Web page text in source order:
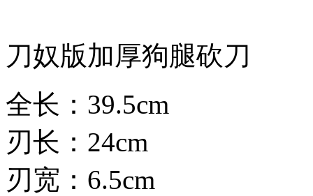
刀奴版加厚狗腿砍刀
全长：39.5cm
刃长：24cm
刃宽：6.5cm